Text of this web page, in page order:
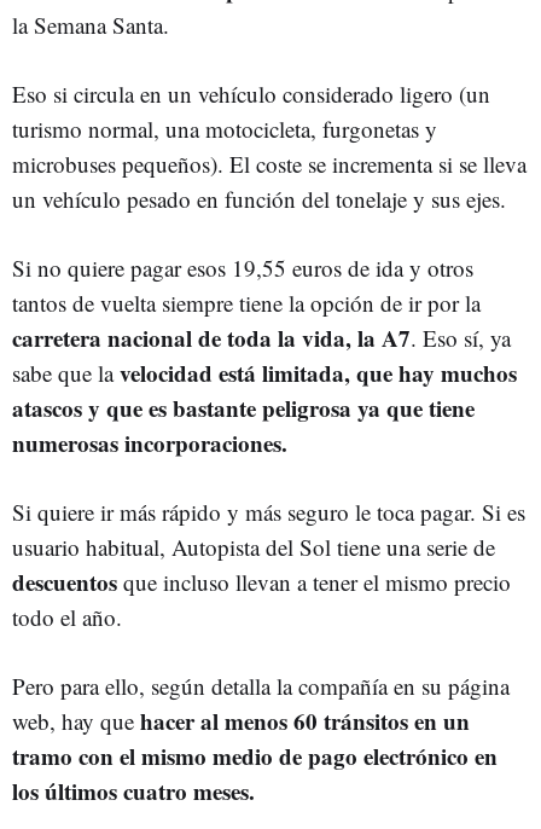
la Semana Santa.
Eso si circula en un vehículo considerado ligero (un
turismo normal, una motocicleta, furgonetas y
microbuses pequeños). El coste se incrementa si se lleva
un vehículo pesado en función del tonelaje y sus ejes.
Si no quiere pagar esos 19,55 euros de ida y otros
tantos de vuelta siempre tiene la opción de ir por la
carretera nacional de toda la vida, la A7. Eso sí, ya
sabe que lavelocidad está limitada, que hay muchos
atascos y que es bastante peligrosa ya que tiene
numerosas incorporaciones.
Si quiere ir más rápido y más seguro le toca pagar. Si es
usuario habitual, Autopista del Sol tiene una serie de
descuentos que incluso llevan a tener el mismo precio
todo el año.
Pero para ello, según detalla la compañía en su página
web, hay que hacer al menos 60 tránsitos en un
tramo con el mismo medio de pago electrónico en
los últimos cuatro meses.